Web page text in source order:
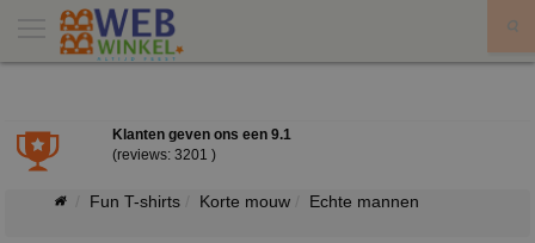
Klanten geven ons een 9.1
(reviews: 3201 )
Fun T-shirts Korte mouw Echte mannen